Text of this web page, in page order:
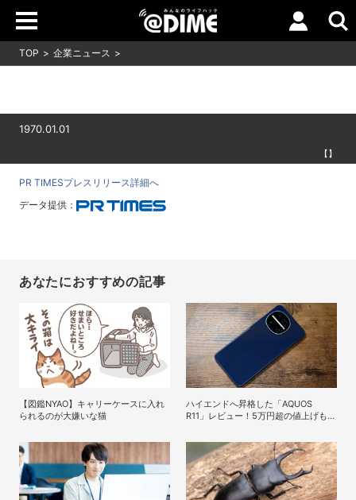
TOP 企業ニュース
1970.01.01
【】
PR TIMESプレスリリース詳細へ
データ提供：
あなたにおすすめの記事
【図鑑NYAO】キャリーケースに入れ
られるのが大嫌いな猫
ハイエンドへ昇格した「AQUOS
R11」レビュー！5万円超の値上げも納